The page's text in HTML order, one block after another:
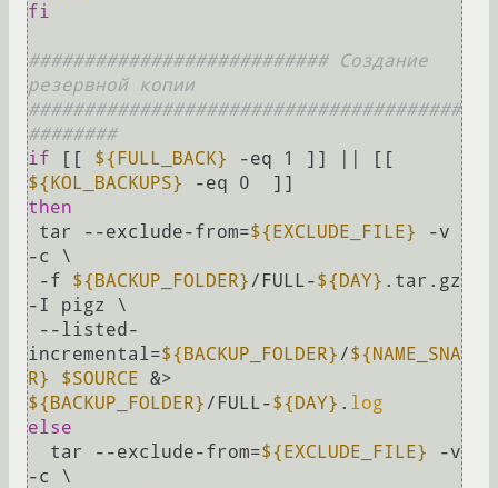
fi
########################### Создание
резервной копии
#######################################
########
if [[ ${FULL_BACK}
${KOL_BACKUPS}
then
tar --exclude-from=${EXCLUDE_FILE}
-v
-c \
-f ${BACKUP_FOLDER} /FULL-${DAY} .tar.gz
-I pigz \
incremental=${BACKUP_FOLDER} /${NAME_SNA
R}
$SOURCE
${BACKUP_FOLDER} /FULL-${DAY} . log
else
  tar --exclude-from=
${EXCLUDE_FILE}
-v
-c \